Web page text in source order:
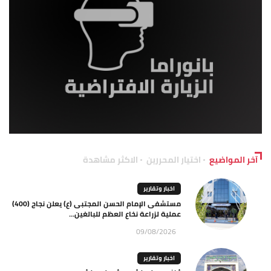
آخر المواضيع اختيار المحررين الاكثر مشاهدة
اخبار وتقارير
مستشفى الإمام الحسن المجتبى (ع) يعلن نجاح (400)
عملية لزراعة نخاع العظم للبالغين...
09/08/2026
اخبار وتقارير